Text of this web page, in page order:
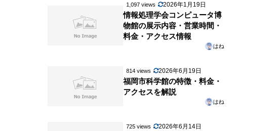
1,097 views 2026年1月19日
情報処理学会コンピュータ博
物館の展示内容・営業時間・
料金・アクセス情報
はね
814 views 2026年6月19日
福岡市科学館の特徴・料金・
アクセスを解説
はね
725 views 2026年6月14日